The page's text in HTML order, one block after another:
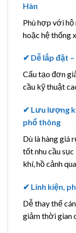
Hàn
Phù hợp với
hoặc hệ thống
✔ Dễ lắp đặt
Cấu tạo đơn
cầu kỹ thuật
✔ Lưu lượng
phổ thông
Dù là hàng giá
tốt nhu cầu sục
khí, hồ cảnh
✔ Linh kiện,
Dễ thay thế
giảm thời gian